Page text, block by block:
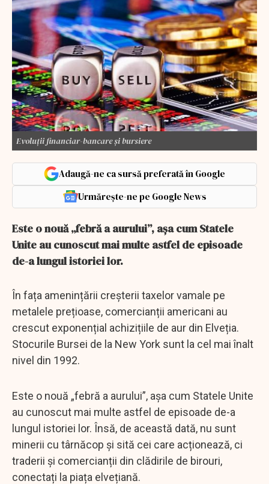
Evoluţii financiar-bancare şi bursiere
Adaugă-ne ca sursă preferată în Google
Urmărește-ne pe Google News
Este o nouă „febră a aurului”, așa cum Statele
Unite au cunoscut mai multe astfel de episoade
de-a lungul istoriei lor.
În fața amenințării creșterii taxelor vamale pe
metalele prețioase, comercianții americani au
crescut exponențial achizițiile de aur din Elveția.
Stocurile Bursei de la New York sunt la cel mai înalt
nivel din 1992.
Este o nouă „febră a aurului”, așa cum Statele Unite
au cunoscut mai multe astfel de episoade de-a
lungul istoriei lor. Însă, de această dată, nu sunt
minerii cu târnăcop și sită cei care acționează, ci
traderii și comercianții din clădirile de birouri,
conectați la piața elvețiană.